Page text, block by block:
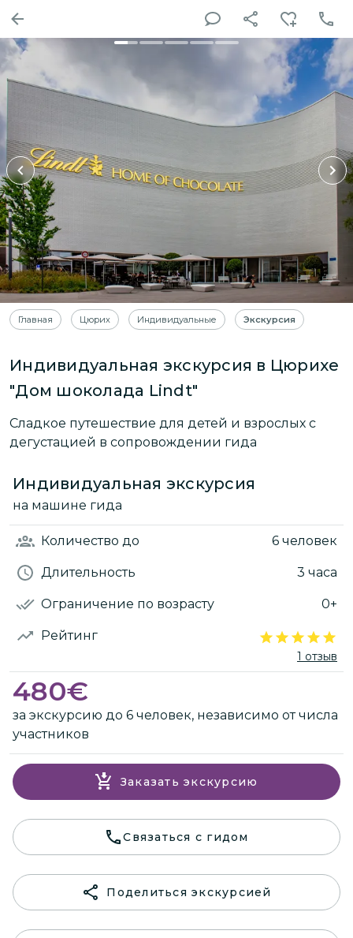
Главная Цюрих Индивидуальные Экскурсия
Индивидуальная экскурсия в Цюрихе
"Дом шоколада Lindt"
Сладкое путешествие для детей и взрослых с
дегустацией в сопровождении гида
Индивидуальная экскурсия
на машине гида
Количество до 6 человек
Длительность 3 часа
Ограничение по возрасту 0+
Рейтинг
1 отзыв
480€
за экскурсию до 6 человек, независимо от числа
участников
Заказать экскурсию
Связаться с гидом
Поделиться экскурсией